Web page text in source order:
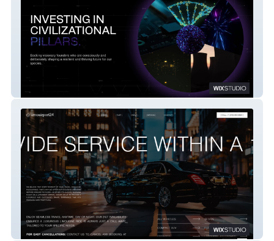
LimoAirport24